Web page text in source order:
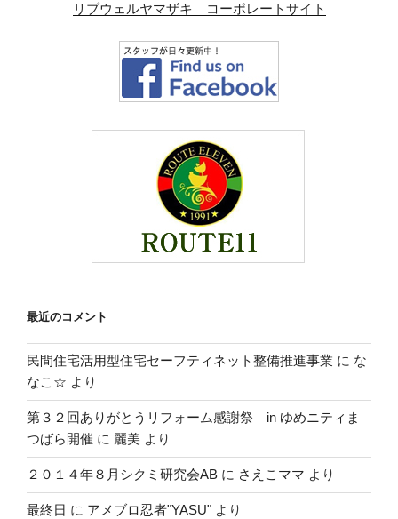
リブウェルヤマザキ コーポレートサイト
最近のコメント
民間住宅活用型住宅セーフティネット整備推進事業 に な
なこ☆ より
第３２回ありがとうリフォーム感謝祭 in ゆめニティま
つばら開催 に 麗美 より
２０１４年８月シクミ研究会AB に さえこママ より
最終日 に アメブロ忍者"YASU" より